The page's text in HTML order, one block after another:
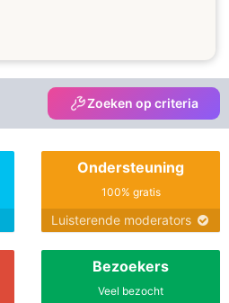
Zoeken op criteria
Ondersteuning
100% gratis
Luisterende moderators
Bezoekers
Veel bezocht